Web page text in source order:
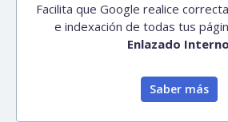
Facilita que Google realice
e indexación de todas tus
Enlazado Interno
Saber más